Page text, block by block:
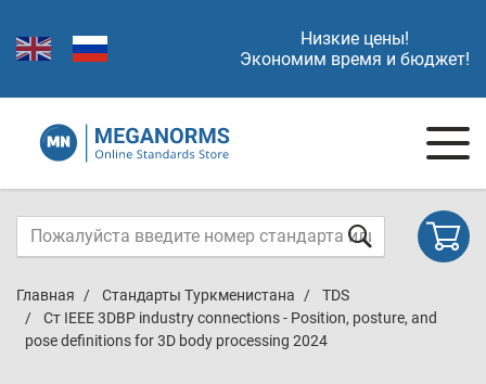
Низкие цены!
Экономим время и бюджет!
Главная Стандарты Туркменистана
TDS
Ст IEEE 3DBP industry connections - Position, posture, and
pose definitions for 3D body processing 2024